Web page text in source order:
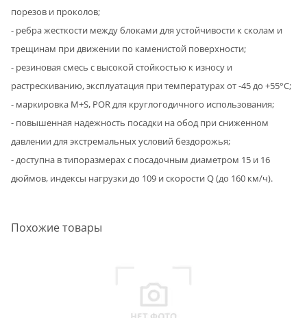
порезов и проколов;
- ребра жесткости между блоками для устойчивости к сколам и
трещинам при движении по каменистой поверхности;
- резиновая смесь с высокой стойкостью к износу и
растрескиванию, эксплуатация при температурах от -45 до +55°C;
- маркировка M+S, POR для круглогодичного использования;
- повышенная надежность посадки на обод при сниженном
давлении для экстремальных условий бездорожья;
- доступна в типоразмерах с посадочным диаметром 15 и 16
дюймов, индексы нагрузки до 109 и скорости Q (до 160 км/ч).
Похожие товары